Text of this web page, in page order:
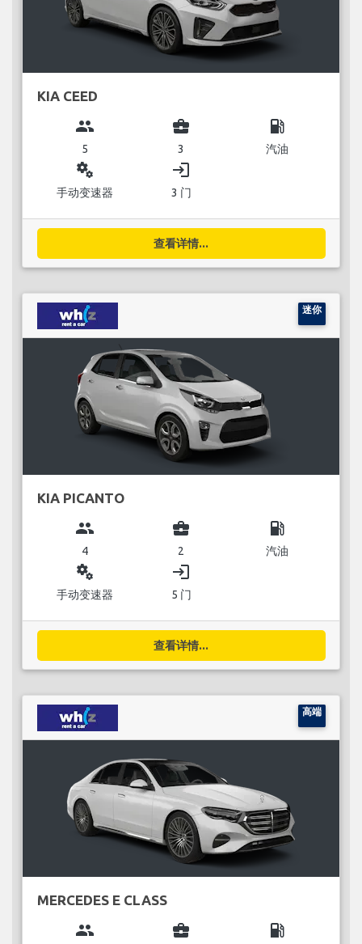
KIA CEED
group
5
business_center
3
local_gas_station
汽油
miscellaneous_services
手动变速器
login
3 门
查看详情...
迷你
KIA PICANTO
group
4
business_center
2
local_gas_station
汽油
miscellaneous_services
手动变速器
login
5 门
查看详情...
高端
MERCEDES E CLASS
group business_center local_gas_station